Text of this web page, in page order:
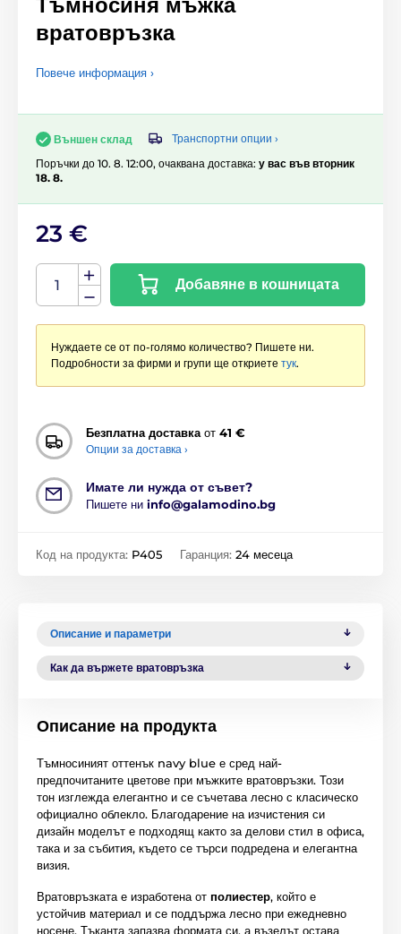
вратовръзка
Повече информация ›
Външен склад
Транспортни опции ›
Поръчки до 10. 8. 12:00, очаквана доставка: у вас във вторник
18. 8.
23 €
Добавяне в кошницата
Нуждаете се от по-голямо количество? Пишете ни.
Подробности за фирми и групи ще откриете тук.
Безплатна доставкаот 41 €
Опции за доставка ›
Имате ли нужда от съвет?
Пишете ни info@galamodino.bg
Код на продукта: P405 Гаранция: 24 месеца
Описание и параметри
Как да вържете вратовръзка
Описание на продукта
Тъмносиният оттенък navy blue е сред най-
предпочитаните цветове при мъжките вратовръзки. Този
тон изглежда елегантно и се съчетава лесно с класическо
официално облекло. Благодарение на изчистения си
дизайн моделът е подходящ както за делови стил в офиса,
така и за събития, където се търси подредена и елегантна
визия.
Вратовръзката е изработена от полиестер, който е
устойчив материал и се поддържа лесно при ежедневно
носене. Тъканта запазва формата си, а възелът остава